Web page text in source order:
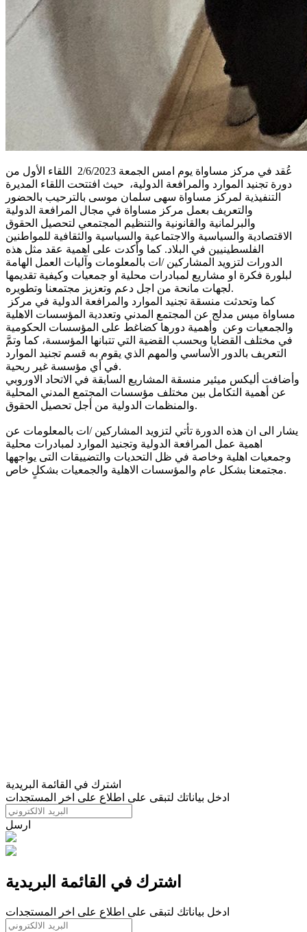
عُقد في مركز مساواة يوم امس الجمعة 2/6/2023 اللقاء الأول من
دورة تجنيد الموارد والمرافعة الدولية، حيث افتتحت اللقاء المديرة
التنفيذية لمركز مساواة سهى سلمان موسى بالترحيب بالحضور
والتعريف بعمل مركز مساواة في مجال المرافعة الدولية
والبرلمانية والقانونية والتنظيم المجتمعي لتحصيل الحقوق
الاقتصادية والسياسية والاجتماعية والسياسية والثقافية للمواطنين
الفلسطينيين في البلاد. كما وأكدت على اهمية عقد مثل هذه
الدورات لتزويد المشاركين /ات بالمعلومات وآليات العمل الهامة
لبلورة فكرة او مشاريع لمبادرات محلية او جمعيات وكيفية تقديمها
لجهات مانحة من اجل دعم وتعزيز مجتمعنا وتطويره.
مساواة ميس مدلج عن المجتمع المدني وتعددية المؤسسات الاهلية
والجمعيات وعن وأهمية دورها كضاغط على المؤسسات الحكومية
في مختلف القضايا وبحسب القضية التي تتبانها المؤسسة، كما وتمَّ
التعريف بالدور الأساسي والمهم الذي يقوم به قسم تجنيد الموارد
في أي مؤسسة غير ربحية.
وأضافت أليكس ميئير منسقة المشاريع السابقة في الاتحاد الاوروبي
عن أهمية التكامل بين مختلف مؤسسات المجتمع المدني المحلية
والمنظمات الدولية من أجل تحصيل الحقوق.
يشار الى ان هذه الدورة تأتي لتزويد المشاركين /ات بالمعلومات عن
اهمية عمل المرافعة الدولية وتجنيد الموارد لمبادرات محلية
وجمعيات اهلية وخاصة في ظل التحديات والتضييقات التى يواجهها
مجتمعنا بشكل عام والمؤسسات الاهلية والجمعيات بشكلٍ خاص.
اشترك في القائمة البريدية
ادخل بياناتك لتبقى على اطلاع على اخر المستجدات
ارسل
اشترك في القائمة البريدية
ادخل بياناتك لتبقى على اطلاع على اخر المستجدات